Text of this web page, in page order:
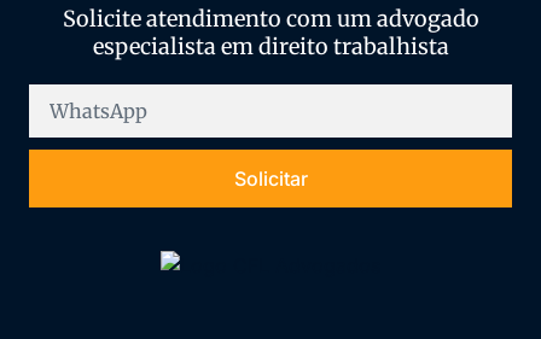
Solicite atendimento com um advogado
especialista em direito trabalhista
Solicitar